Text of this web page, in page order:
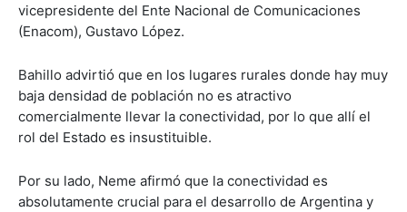
vicepresidente del Ente Nacional de Comunicaciones
(Enacom), Gustavo López.
Bahillo advirtió que en los lugares rurales donde hay muy
baja densidad de población no es atractivo
comercialmente llevar la conectividad, por lo que allí el
rol del Estado es insustituible.
Por su lado, Neme afirmó que la conectividad es
absolutamente crucial para el desarrollo de Argentina y